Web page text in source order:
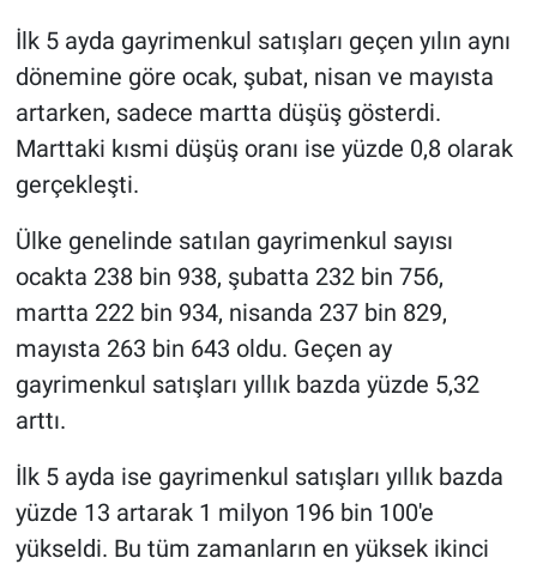
İlk 5 ayda gayrimenkul satışları geçen yılın aynı
dönemine göre ocak, şubat, nisan ve mayısta
artarken, sadece martta düşüş gösterdi.
Marttaki kısmi düşüş oranı ise yüzde 0,8 olarak
gerçekleşti.
Ülke genelinde satılan gayrimenkul sayısı
ocakta 238 bin 938, şubatta 232 bin 756,
martta 222 bin 934, nisanda 237 bin 829,
mayısta 263 bin 643 oldu. Geçen ay
gayrimenkul satışları yıllık bazda yüzde 5,32
arttı.
İlk 5 ayda ise gayrimenkul satışları yıllık bazda
yüzde 13 artarak 1 milyon 196 bin 100'e
yükseldi. Bu tüm zamanların en yüksek ikinci